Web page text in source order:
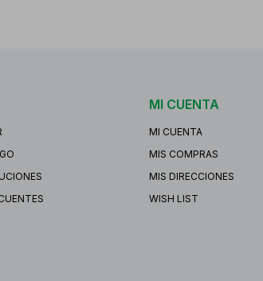
MI CUENTA
MI CUENTA
MIS COMPRAS
MIS DIRECCIONES
WISH LIST